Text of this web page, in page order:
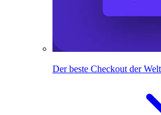
Der beste Checkout der Welt